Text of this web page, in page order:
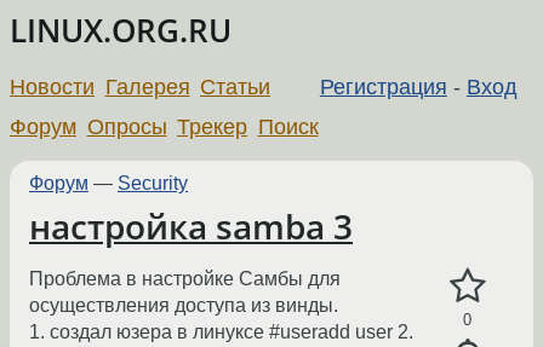
LINUX.ORG.RU
Регистрация - Вход
Новости Галерея Статьи
Форум Опросы Трекер Поиск
Форум — Security
настройка samba 3
0
Проблема в настройке Самбы для
осуществления доступа из винды.
1. создал юзера в линуксе #useradd user 2.